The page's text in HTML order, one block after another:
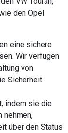
den Opel
eine sichere
Wir verfügen
von
Sicherheit
indem sie die
nehmen,
über den Status